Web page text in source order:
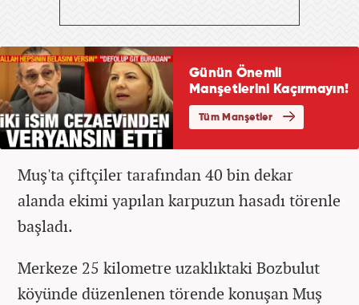
Muş'ta çiftçiler tarafından 40 bin dekar
alanda ekimi yapılan karpuzun hasadı törenle
başladı.
Merkeze 25 kilometre uzaklıktaki Bozbulut
köyünde düzenlenen törende konuşan Muş